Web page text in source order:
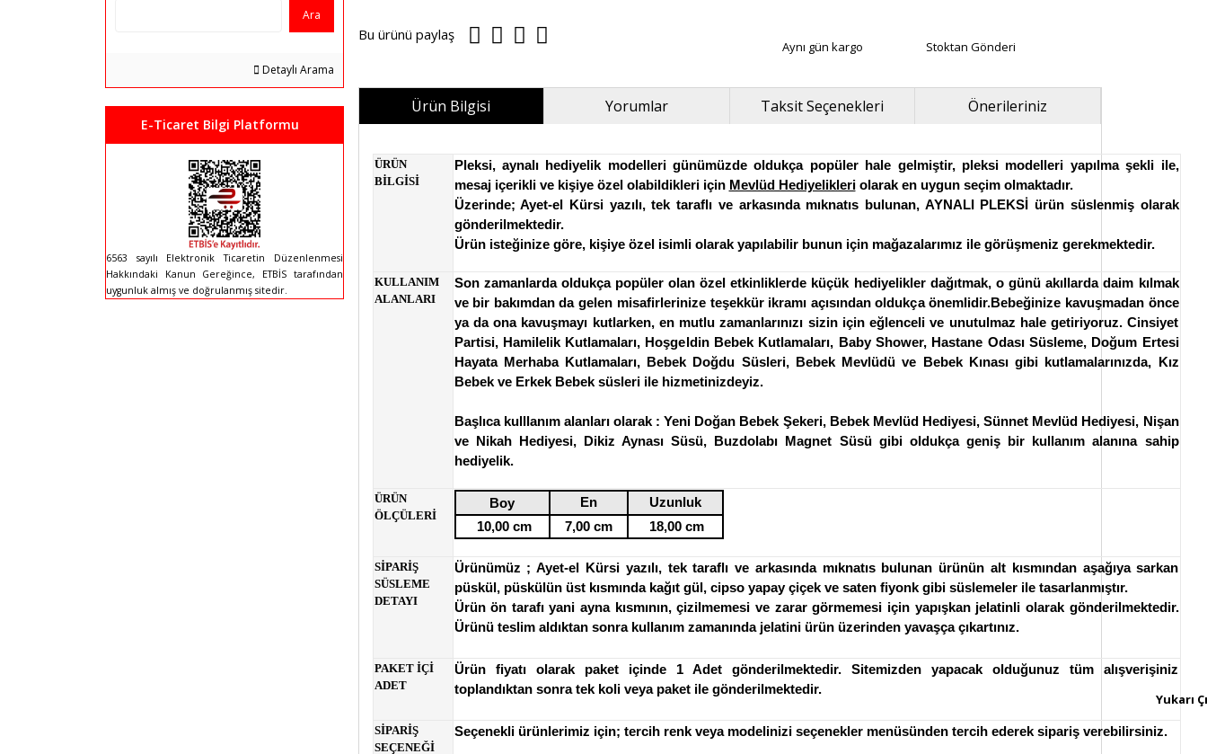
Ara
Detaylı Arama
E-Ticaret Bilgi Platformu
6563 sayılı Elektronik Ticaretin Düzenlenmesi
Hakkındaki Kanun Gereğince, ETBİS tarafından
uygunluk almış ve doğrulanmış sitedir.
Bu ürünü paylaş
Aynı gün kargo Stoktan Gönderi
Ürün Bilgisi Yorumlar Taksit Seçenekleri Önerileriniz
ÜRÜN
BİLGİSİ
Pleksi, aynalı hediyelik modelleri günümüzde oldukça popüler hale gelmiştir, pleksi modelleri yapılma şekli ile,
mesaj içerikli ve kişiye özel olabildikleri için Mevlüd Hediyelikleriolarak en uygun seçim olmaktadır.
Üzerinde; Ayet-el Kürsi yazılı, tek taraflı ve arkasında mıknatıs bulunan, AYNALI PLEKSİ ürün süslenmiş olarak
gönderilmektedir.
Ürün isteğinize göre, kişiye özel isimli olarak yapılabilir bunun için mağazalarımız ile görüşmeniz gerekmektedir.
KULLANIM
ALANLARI
Son zamanlarda oldukça popüler olan özel etkinliklerde küçük hediyelikler dağıtmak, o günü akıllarda daim kılmak
ve bir bakımdan da gelen misafirlerinize teşekkür ikramı açısından oldukça önemlidir.Bebeğinize kavuşmadan önce
ya da ona kavuşmayı kutlarken, en mutlu zamanlarınızı sizin için eğlenceli ve unutulmaz hale getiriyoruz. Cinsiyet
Partisi, Hamilelik Kutlamaları, Hoşgeldin Bebek Kutlamaları, Baby Shower, Hastane Odası Süsleme, Doğum Ertesi
Hayata Merhaba Kutlamaları, Bebek Doğdu Süsleri, Bebek Mevlüdü ve Bebek Kınası gibi kutlamalarınızda, Kız
Bebek ve Erkek Bebek süsleri ile hizmetinizdeyiz.
Başlıca kulllanım alanları olarak : Yeni Doğan Bebek Şekeri, Bebek Mevlüd Hediyesi, Sünnet Mevlüd Hediyesi, Nişan
ve Nikah Hediyesi, Dikiz Aynası Süsü, Buzdolabı Magnet Süsü gibi oldukça geniş bir kullanım alanına sahip
hediyelik.
ÜRÜN
ÖLÇÜLERİ
Boy En
Uzunluk
10,00 cm
7,00 cm 18,00 cm
SİPARİŞ
SÜSLEME
DETAYI
Ürünümüz ; Ayet-el Kürsi yazılı, tek taraflı ve arkasında mıknatıs bulunan ürünün alt kısmından aşağıya sarkan
püskül, püskülün üst kısmında kağıt gül, cipso yapay çiçek ve saten fiyonk gibi süslemeler ile tasarlanmıştır.
Ürün ön tarafı yani ayna kısmının, çizilmemesi ve zarar görmemesi için yapışkan jelatinli olarak gönderilmektedir.
Ürünü teslim aldıktan sonra kullanım zamanında jelatini ürün üzerinden yavaşça çıkartınız.
PAKET İÇİ
ADET
Ürün fiyatı olarak paket içinde 1 Adet gönderilmektedir. Sitemizden yapacak olduğunuz tüm alışverişiniz
toplandıktan sonra tek koli veya paket ile gönderilmektedir.
SİPARİŞ
SEÇENEĞİ
Seçenekli ürünlerimiz için; tercih renk veya modelinizi seçenekler menüsünden tercih ederek sipariş verebilirsiniz.
Yukarı